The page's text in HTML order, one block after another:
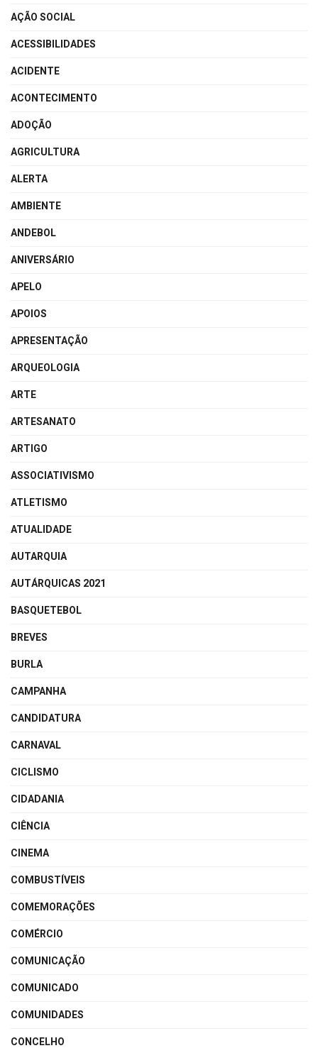
AÇÃO SOCIAL
ACESSIBILIDADES
ACIDENTE
ACONTECIMENTO
ADOÇÃO
AGRICULTURA
ALERTA
AMBIENTE
ANDEBOL
ANIVERSÁRIO
APELO
APOIOS
APRESENTAÇÃO
ARQUEOLOGIA
ARTE
ARTESANATO
ARTIGO
ASSOCIATIVISMO
ATLETISMO
ATUALIDADE
AUTARQUIA
AUTÁRQUICAS 2021
BASQUETEBOL
BREVES
BURLA
CAMPANHA
CANDIDATURA
CARNAVAL
CICLISMO
CIDADANIA
CIÊNCIA
CINEMA
COMBUSTÍVEIS
COMEMORAÇÕES
COMÉRCIO
COMUNICAÇÃO
COMUNICADO
COMUNIDADES
CONCELHO